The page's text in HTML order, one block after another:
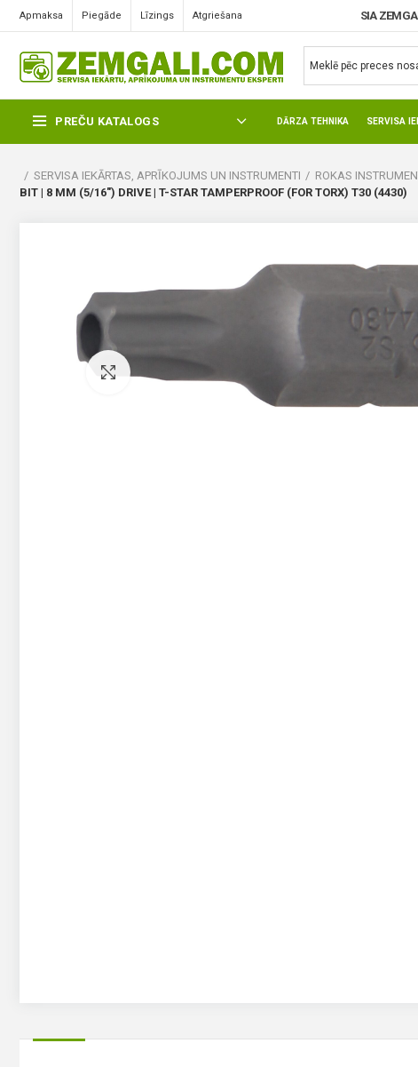
Apmaksa Piegāde Līzings Atgriešana SIA
PREČU KATALOGS DĀRZA TEHNIKA SERVISA
SERVISA IEKĀRTAS, APRĪKOJUMS UN INSTRUMENTI ROKAS
BIT | 8 MM (5/16″) DRIVE | T-STAR TAMPERPROOF (FOR TORX) T30 (4430)